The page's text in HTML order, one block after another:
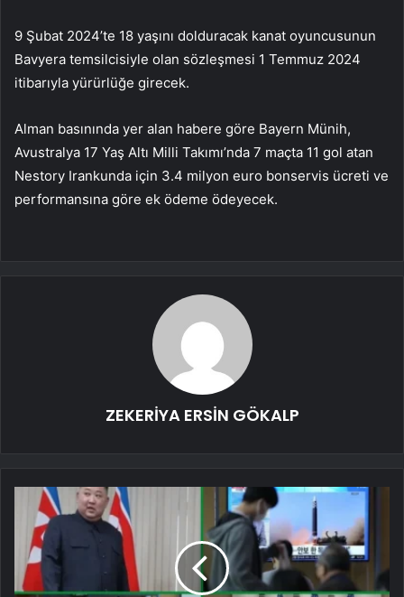
9 Şubat 2024’te 18 yaşını dolduracak kanat oyuncusunun
Bavyera temsilcisiyle olan sözleşmesi 1 Temmuz 2024
itibarıyla yürürlüğe girecek.
Alman basınında yer alan habere göre Bayern Münih,
Avustralya 17 Yaş Altı Milli Takımı’nda 7 maçta 11 gol atan
Nestory Irankunda için 3.4 milyon euro bonservis ücreti ve
performansına göre ek ödeme ödeyecek.
ZEKERİYA ERSİN GÖKALP